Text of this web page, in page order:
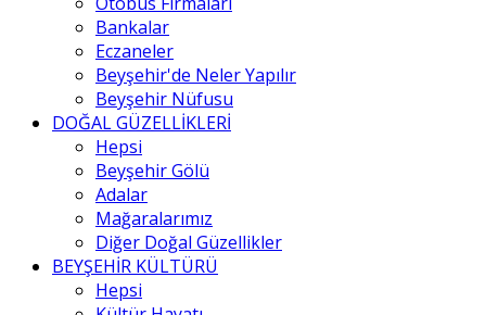
Bankalar
Eczaneler
Beyşehir'de Neler Yapılır
Beyşehir Nüfusu
DOĞAL GÜZELLİKLERİ
Hepsi
Beyşehir Gölü
Adalar
Mağaralarımız
Diğer Doğal Güzellikler
BEYŞEHİR KÜLTÜRÜ
Hepsi